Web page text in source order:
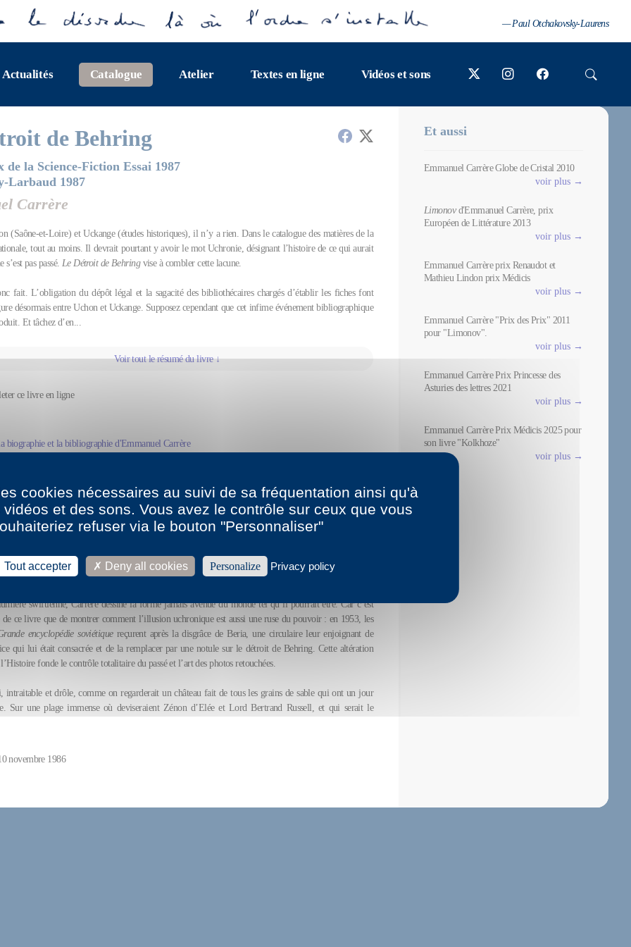
— Paul Otchakovsky-Laurens
Actualités Catalogue Atelier Textes en ligne Vidéos et sons
de Behring
la Science-Fiction Essai 1987
Larbaud 1987
Carrère
(Saône-et-Loire) et Uckange (études historiques), il n’y a rien. Dans le catalogue des matières de la
tout au moins. Il devrait pourtant y avoir le mot Uchronie, désignant l’histoire de ce qui aurait
s’est pas passé. Le Détroit de Behringvise à combler cette lacune.
fait. L’obligation du dépôt légal et la sagacité des bibliothécaires chargés d’établir les fiches font
désormais entre Uchon et Uckange. Supposez cependant que cet infime événement bibliographique
Et tâchez d’en...
Voir tout le résumé du livre ↓
ce livre en ligne
biographie et la bibliographie d'Emmanuel Carrère
Verlag
swiftienne, Carrère dessine la forme jamais avenue du monde tel qu’il pourrait être. Car c’est
ce livre que de montrer comment l’illusion uchronique est aussi une ruse du pouvoir : en 1953, les
encyclopédie soviétiquereçurent après la disgrâce de Beria, une circulaire leur enjoignant de
qui lui était consacrée et de la remplacer par une notule sur le détroit de Behring. Cette altération
fonde le contrôle totalitaire du passé et l’art des photos retouchées.
intraitable et drôle, comme on regarderait un château fait de tous les grains de sable qui ont un jour
Sur une plage immense où deviseraient Zénon d’Elée et Lord Bertrand Russell, et qui serait le
novembre 1986
Et aussi
Emmanuel Carrère Globe de Cristal 2010
voir plus →
Limonovd'Emmanuel Carrère, prix
Européen de Littérature 2013
voir plus →
Emmanuel Carrère prix Renaudot et
Mathieu Lindon prix Médicis
voir plus →
Emmanuel Carrère "Prix des Prix" 2011
pour "Limonov".
voir plus →
Emmanuel Carrère Prix Princesse des
Asturies des lettres 2021
voir plus →
Emmanuel Carrère Prix Médicis 2025 pour
son livre "Kolkhoze"
voir plus →
cookies nécessaires au suivi de sa fréquentation ainsi qu'à
et des sons. Vous avez le contrôle sur ceux que vous
refuser via le bouton "Personnaliser"
Tout accepter Deny all cookies Personalize Privacy policy